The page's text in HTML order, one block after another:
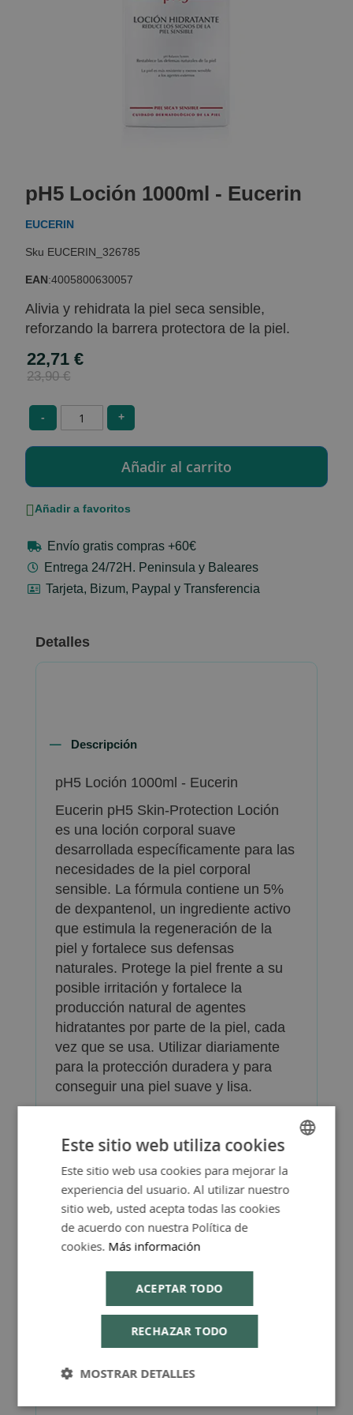
the
of
images
pH5 Loción 1000ml - Eucerin
EUCERIN
EUCERIN_326785
EAN:4005800630057
Alivia y rehidrata la piel seca sensible,
reforzando la barrera protectora de la piel.
Special
Price
22,71 €
23,90 €
- +
Añadir a favoritos
Envío gratis compras +60€
Entrega 24/72H. Peninsula y Baleares
Tarjeta, Bizum, Paypal y Transferencia
Detalles
Descripción
pH5 Loción 1000ml - Eucerin
Eucerin pH5 Skin-Protection Loción
es una loción corporal suave
desarrollada específicamente para las
necesidades de la piel corporal
sensible. La fórmula contiene un 5%
de dexpantenol, un ingrediente activo
que estimula la regeneración de la
piel y fortalece sus defensas
naturales. Protege la piel frente a su
posible irritación y fortalece la
producción natural de agentes
hidratantes por parte de la piel, cada
vez que se usa. Utilizar diariamente
para la protección duradera y para
conseguir una piel suave y lisa.
Más Información
FAQ - Preguntas y Respuestas
SPANISH
ENGLISH
Este sitio web utiliza cookies
Este sitio web usa cookies para mejorar la
experiencia del usuario. Al utilizar nuestro
sitio web, usted acepta todas las cookies
de acuerdo con nuestra Política de
cookies. Más información
ACEPTAR TODO
RECHAZAR TODO
MOSTRAR DETALLES